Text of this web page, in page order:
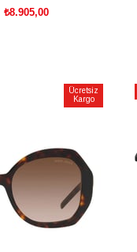
₺8.905,00
Ücretsiz
Kargo